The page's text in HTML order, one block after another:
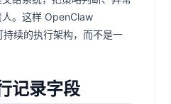
。这样 OpenClaw
续的执行架构，而不是一
记录字段